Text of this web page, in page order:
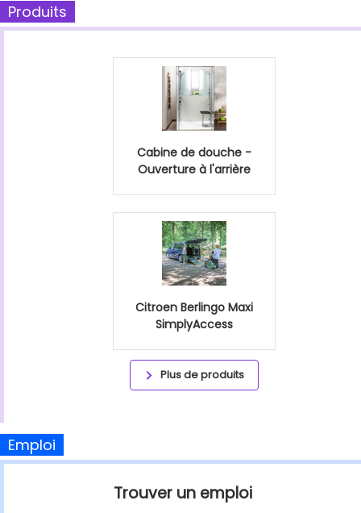
Produits
Cabine de douche -
Ouverture à l'arrière
Citroen Berlingo Maxi
SimplyAccess
Plus de produits
Emploi
Trouver un emploi